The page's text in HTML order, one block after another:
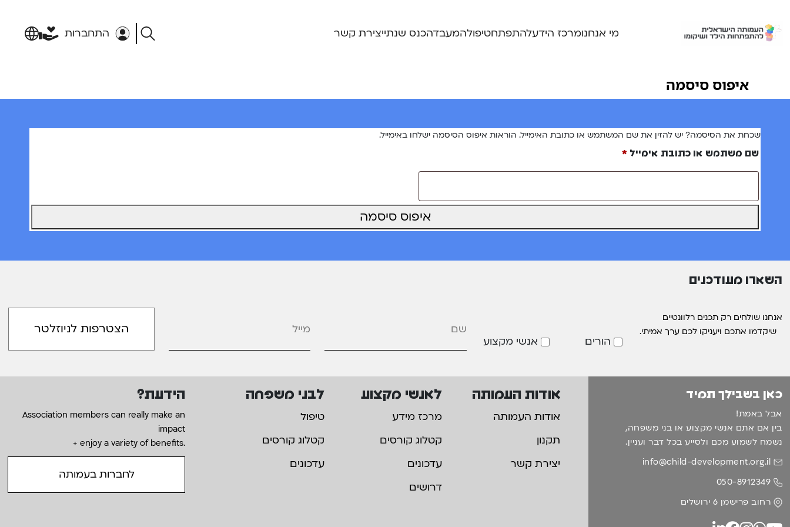
content
מי אנחנומרכז הידעלהתפתחטיפולהמעבדהכנס שנתייצירת קשר התחברות
איפוס סיסמה
שכחת את הסיסמה? יש להזין את שם המשתמש או כתובת האימייל. הוראות איפוס הסיסמה ישלחו באימייל.
שם משתמש או כתובת אימייל *חובה
איפוס סיסמה
השארו מעודכנים
אנחנו שולחים רק תכנים רלוונטיים
שיקדמו אתכם ויעניקו לכם ערך אמיתי.
הורים אנשי מקצוע
כאן בשבילך תמיד
אבל באמת!
בין אם אתם אנשי מקצוע או בני משפחה,
נשמח לשמוע מכם ולסייע בכל דבר ועניין.
info@child-development.org.il
050-8912349
רחוב פרישמן 6 ירושלים
אודות העמותה
אודות העמותה
תקנון
יצירת קשר
לאנשי מקצוע
מרכז מידע
קטלוג קורסים
עדכונים
דרושים
לבני משפחה
טיפול
קטלוג קורסים
עדכונים
הידעת?
Association members can really make an
impact
+ enjoy a variety of benefits.
לחברות בעמותה